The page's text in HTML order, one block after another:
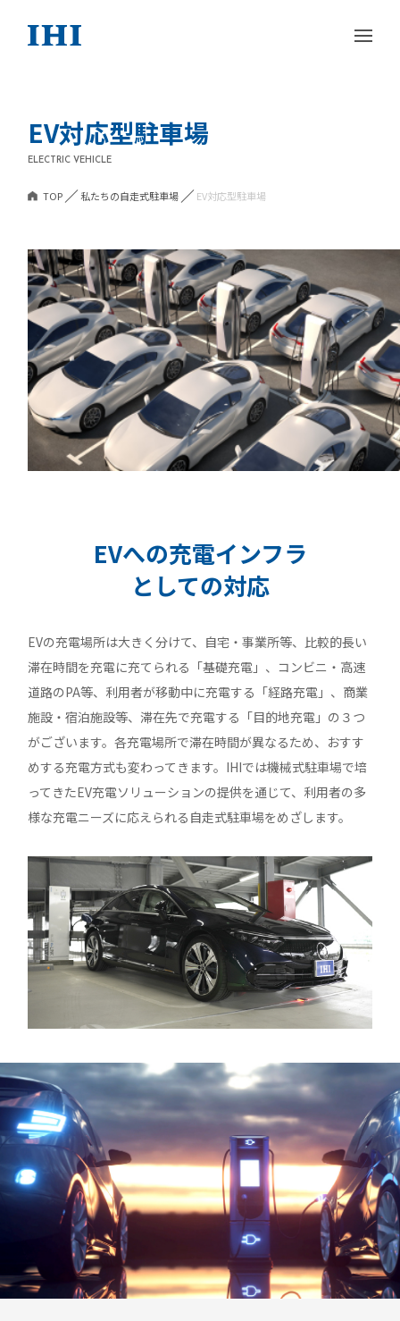
EV対応型駐車場
ELECTRIC VEHICLE
TOP 私たちの自走式駐車場 EV対応型駐車場
EVへの充電インフラ
としての対応
EVの充電場所は大きく分けて、自宅・事業所等、比較的長い
滞在時間を充電に充てられる「基礎充電」、コンビニ・高速
道路のPA等、利用者が移動中に充電する「経路充電」、商業
施設・宿泊施設等、滞在先で充電する「目的地充電」の３つ
がございます。各充電場所で滞在時間が異なるため、おすす
めする充電方式も変わってきます。IHIでは機械式駐車場で培
ってきたEV充電ソリューションの提供を通じて、利用者の多
様な充電ニーズに応えられる自走式駐車場をめざします。